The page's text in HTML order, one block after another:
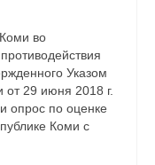
во
Указом
от 29 июня 2018 г.
опрос по оценке
Коми с